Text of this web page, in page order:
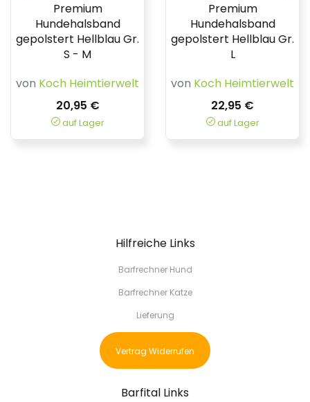
Premium
Hundehalsband
gepolstert Hellblau Gr.
S - M
von Koch Heimtierwelt
20,95 €
auf Lager
Premium
Hundehalsband
gepolstert Hellblau Gr.
L
von Koch Heimtierwelt
22,95 €
auf Lager
Hilfreiche Links
Barfrechner Hund
Barfrechner Katze
Lieferung
Vertrag Widerrufen
Barfital Links